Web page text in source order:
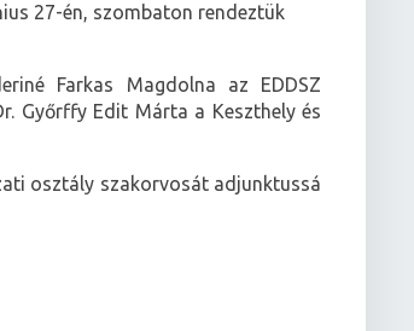
27-én, szombaton rendeztük
Farkas Magdolna az EDDSZ
Győrffy Edit Márta a Keszthely és
osztály szakorvosát adjunktussá